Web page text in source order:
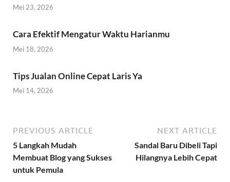
Mei 23, 2026
Cara Efektif Mengatur Waktu Harianmu
Mei 18, 2026
Tips Jualan Online Cepat Laris Ya
Mei 14, 2026
PREVIOUS ARTICLE
5 Langkah Mudah
Membuat Blog yang Sukses
untuk Pemula
NEXT ARTICLE
Sandal Baru Dibeli Tapi
Hilangnya Lebih Cepat